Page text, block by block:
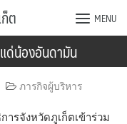
ต MENU
ด่น้องอันดามัน
ภารกิจผู้บริหาร
รจังหวัดภูเก็ตเข้าร่วม